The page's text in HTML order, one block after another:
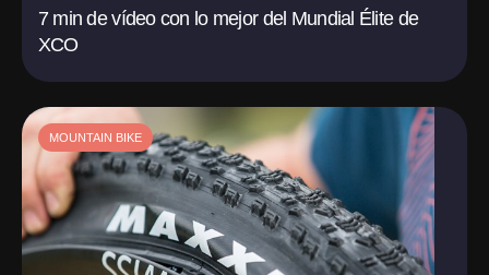
7 min de vídeo con lo mejor del Mundial Élite de
XCO
MOUNTAIN BIKE